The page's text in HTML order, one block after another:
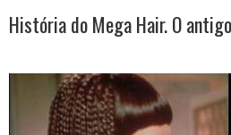
História do Mega Hair. O